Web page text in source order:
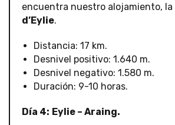
encuentra nuestro alojamiento, la
d’Eylie.
Distancia: 17 km.
Desnivel positivo: 1.640 m.
Desnivel negativo: 1.580 m.
Duración: 9-10 horas.
Día 4: Eylie – Araing.